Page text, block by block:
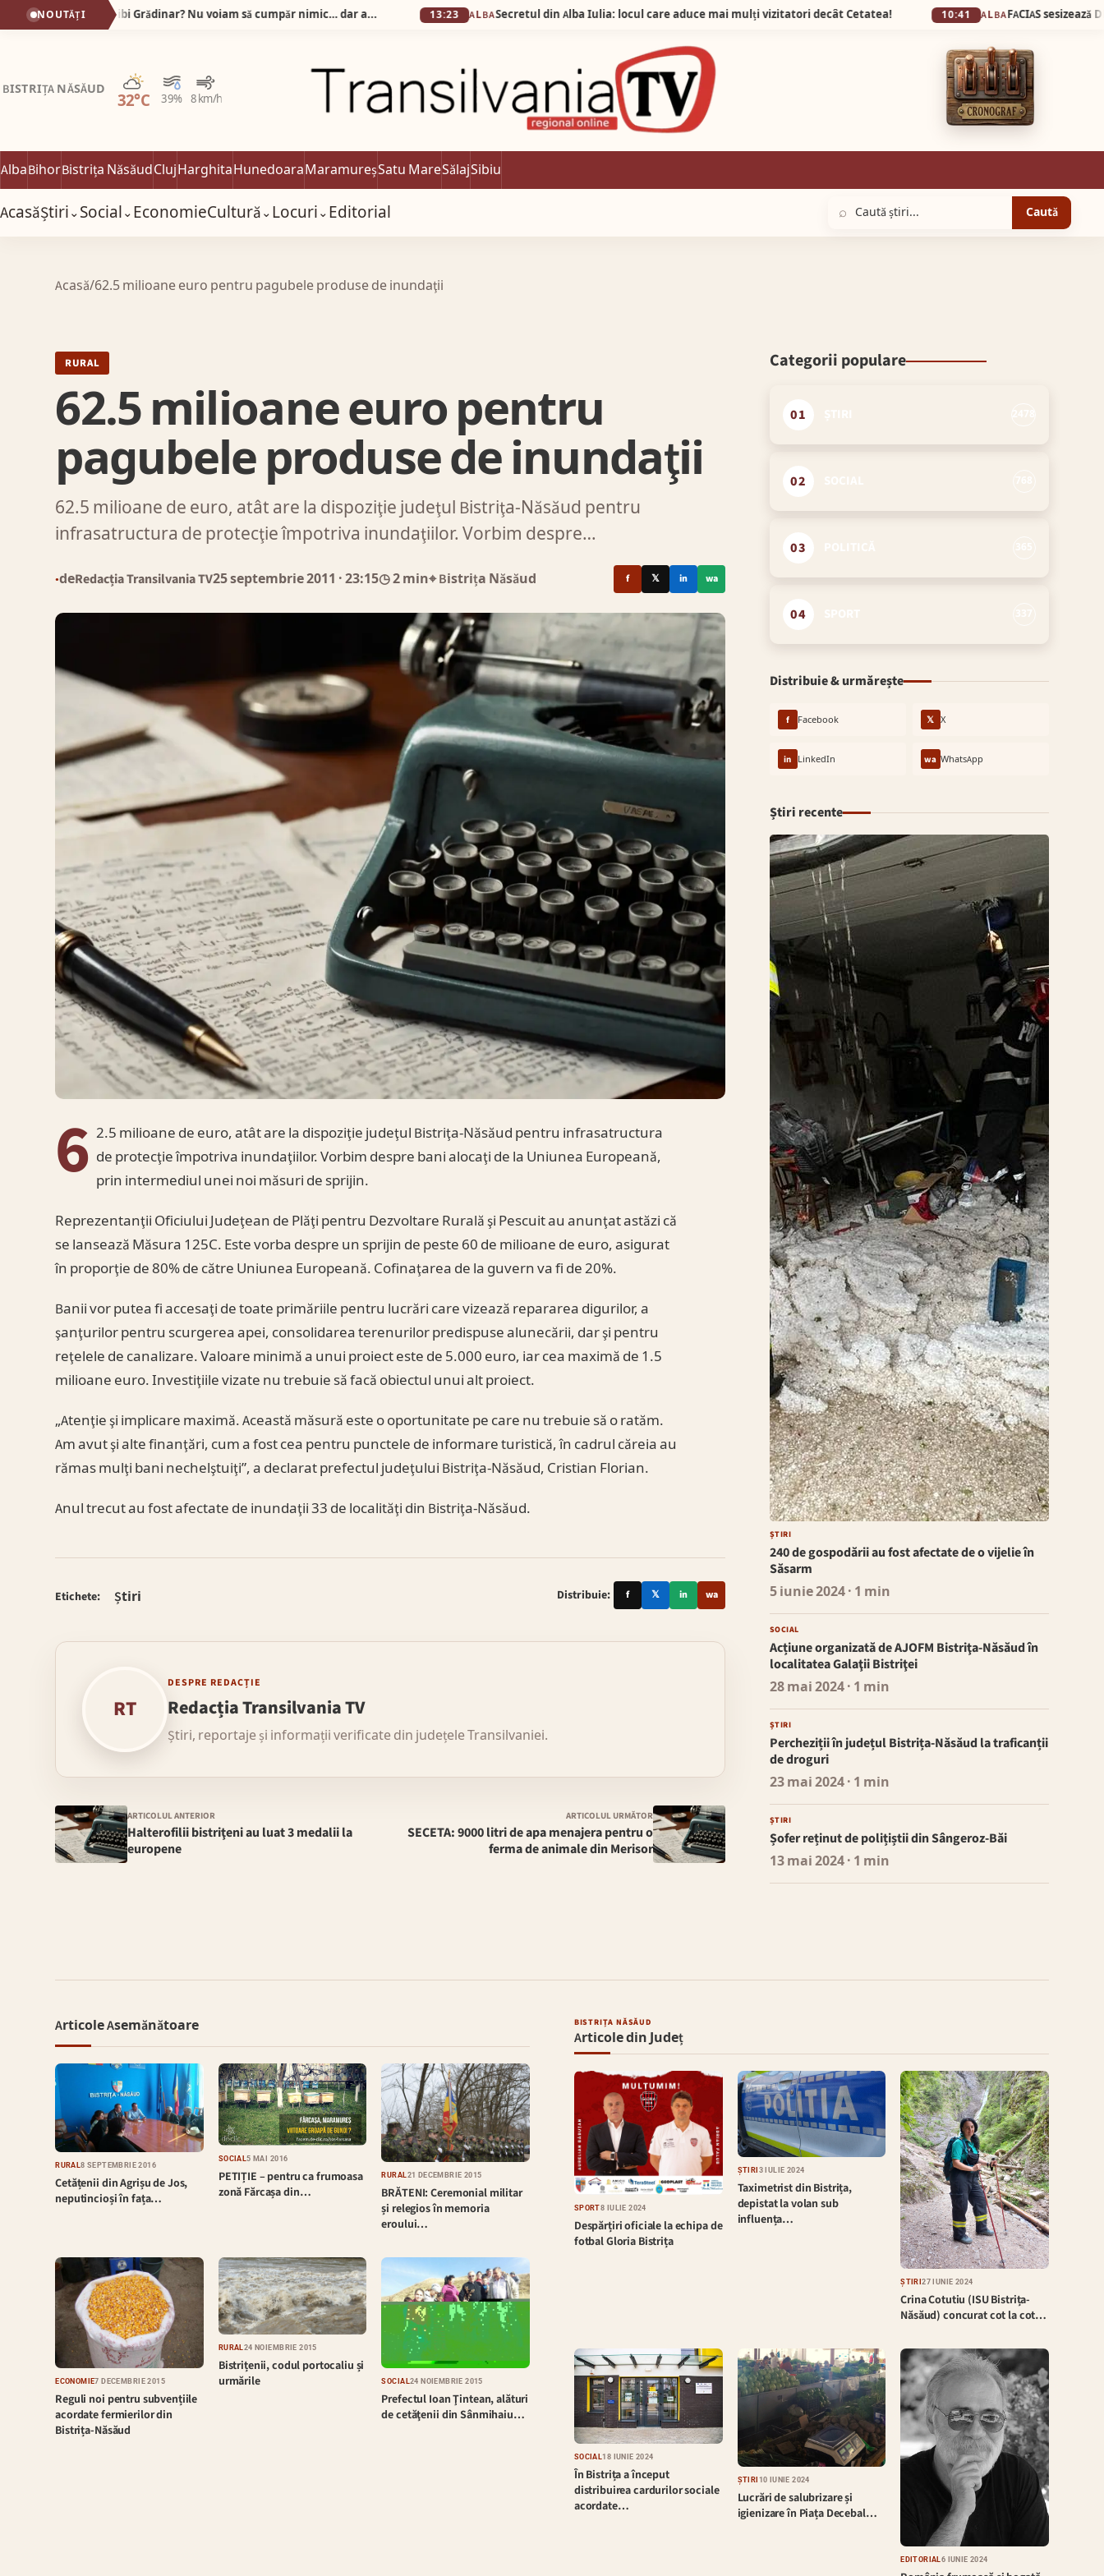
NOUTĂȚI De ce stau oamenii la rând la Tibi Grădinar? Nu voiam să cumpăr nimic… dar am plecat cu sacoșa plină! 13:23 ALBASecretul din Alba Iulia: locul care aduce mai mulți vizitatori decât Cetatea! 10:41 ALBA
BISTRIȚA NĂSĂUD
32°C 39% 8 km/h
Parțial noros
AlbaBihorBistrița NăsăudClujHarghitaHunedoaraMaramureșSatu MareSălajSibiu
AcasăȘtiri⌄Social⌄EconomieCultură⌄Locuri⌄Editorial ⌕ Caută
Acasă/62.5 milioane euro pentru pagubele produse de inundaţii
RURAL
62.5 milioane euro pentru
pagubele produse de inundaţii
62.5 milioane de euro, atât are la dispoziţie judeţul Bistriţa-Năsăud pentru
infrasatructura de protecţie împotriva inundaţiilor. Vorbim despre…
●deRedacția Transilvania TV25 septembrie 2011 · 23:15◷ 2 min⌖ Bistrița Năsăud f 𝕏 in wa
6 2.5 milioane de euro, atât are la dispoziţie judeţul Bistriţa-Năsăud pentru infrasatructura
de protecţie împotriva inundaţiilor. Vorbim despre bani alocaţi de la Uniunea Europeană,
prin intermediul unei noi măsuri de sprijin.
Reprezentanţii Oficiului Judeţean de Plăţi pentru Dezvoltare Rurală şi Pescuit au anunţat astăzi că
se lansează Măsura 125C. Este vorba despre un sprijin de peste 60 de milioane de euro, asigurat
în proporţie de 80% de către Uniunea Europeană. Cofinaţarea de la guvern va fi de 20%.
Banii vor putea fi accesaţi de toate primăriile pentru lucrări care vizează repararea digurilor, a
şanţurilor pentru scurgerea apei, consolidarea terenurilor predispuse alunecării, dar şi pentru
reţelele de canalizare. Valoare minimă a unui proiect este de 5.000 euro, iar cea maximă de 1.5
milioane euro. Investiţiile vizate nu trebuie să facă obiectul unui alt proiect.
„Atenţie şi implicare maximă. Această măsură este o oportunitate pe care nu trebuie să o ratăm.
Am avut şi alte finanţări, cum a fost cea pentru punctele de informare turistică, în cadrul căreia au
rămas mulţi bani nechelştuiţi”, a declarat prefectul judeţului Bistriţa-Năsăud, Cristian Florian.
Anul trecut au fost afectate de inundaţii 33 de localităţi din Bistriţa-Năsăud.
Etichete: Știri Distribuie: f 𝕏 in wa
RT
DESPRE REDACȚIE
Redacția Transilvania TV
Știri, reportaje și informații verificate din județele Transilvaniei.
ARTICOLUL ANTERIOR
Halterofilii bistriţeni au luat 3 medalii la
europene
ARTICOLUL URMĂTOR
SECETA: 9000 litri de apa menajera pentru o
ferma de animale din Merisor
Categorii populare
01
02
03
04
Distribuie & urmărește
f Facebook 𝕏 X
in LinkedIn wa WhatsApp
Știri recente
ȘTIRI
240 de gospodării au fost afectate de o vijelie în
Săsarm
5 iunie 2024· 1 min
SOCIAL
Acțiune organizată de AJOFM Bistriţa-Năsăud în
localitatea Galaţii Bistriţei
28 mai 2024· 1 min
ȘTIRI
Percheziții în județul Bistrița-Năsăud la traficanții
de droguri
23 mai 2024· 1 min
ȘTIRI
Șofer reținut de polițiștii din Sângeroz-Băi
13 mai 2024· 1 min
Articole Asemănătoare
RURAL8 SEPTEMBRIE 2016
Cetățenii din Agrișu de Jos,
neputincioși în fața…
SOCIAL5 MAI 2016
PETIȚIE – pentru ca frumoasa
zonă Fărcașa din…
RURAL 21 DECEMBRIE 2015
BRĂTENI: Ceremonial militar
și relegios în memoria
eroului…
ECONOMIE7 DECEMBRIE 2015
Reguli noi pentru subvențiile
acordate fermierilor din
Bistrița-Năsăud
RURAL24 NOIEMBRIE 2015
Bistrițenii, codul portocaliu și
urmările
SOCIAL24 NOIEMBRIE 2015
Prefectul Ioan Ţintean, alături
de cetăţenii din Sânmihaiu…
BISTRIȚA NĂSĂUD
Articole din Județ
SPORT8 IULIE 2024
Despărțiri oficiale la echipa de
fotbal Gloria Bistrița
ȘTIRI 3 IULIE 2024
Taximetrist din Bistrița,
depistat la volan sub
influența…
ȘTIRI27 IUNIE 2024
Crina Cotutiu (ISU Bistrița-
Năsăud) concurat cot la cot…
SOCIAL18 IUNIE 2024
În Bistrița a început
distribuirea cardurilor sociale
acordate…
ȘTIRI 10 IUNIE 2024
Lucrări de salubrizare și
igienizare în Piața Decebal…
EDITORIAL 6 IUNIE 2024